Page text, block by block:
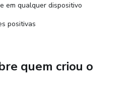
em qualquer dispositivo
positivas
quem criou o